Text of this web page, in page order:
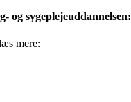
og sygeplejeuddannelsen:
mere: